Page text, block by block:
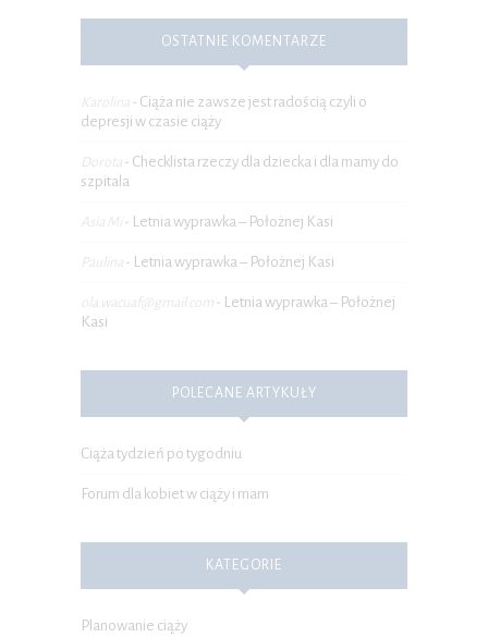
OSTATNIE KOMENTARZE
Karolina - Ciąża nie zawsze jest radością czyli o
depresji w czasie ciąży
Dorota - Checklista rzeczy dla dziecka i dla mamy do
szpitala
Asia Mi - Letnia wyprawka – Położnej Kasi
Paulina - Letnia wyprawka – Położnej Kasi
ola.wacuaf@gmail.com - Letnia wyprawka – Położnej
Kasi
POLECANE ARTYKUŁY
Ciąża tydzień po tygodniu
Forum dla kobiet w ciąży i mam
KATEGORIE
Planowanie ciąży